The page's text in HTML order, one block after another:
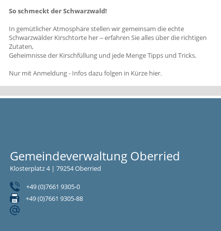
So schmeckt der Schwarzwald!
In gemütlicher Atmosphäre stellen wir gemeinsam die echte
Schwarzwälder Kirschtorte her ‒ erfahren Sie alles über die richtigen
Zutaten,
Geheimnisse der Kirschfüllung und jede Menge Tipps und Tricks.
Nur mit Anmeldung - Infos dazu folgen in Kürze hier.
Gemeindeverwaltung Oberried
Klosterplatz 4 | 79254 Oberried
+49 (0)7661 9305-0
+49 (0)7661 9305-88